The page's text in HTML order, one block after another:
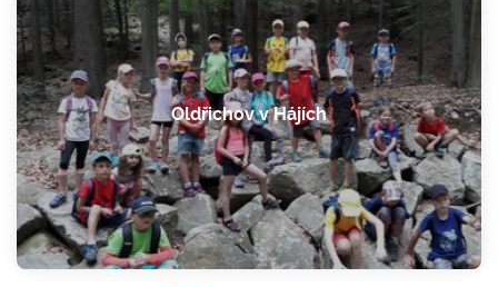
Oldřichov v Hájích